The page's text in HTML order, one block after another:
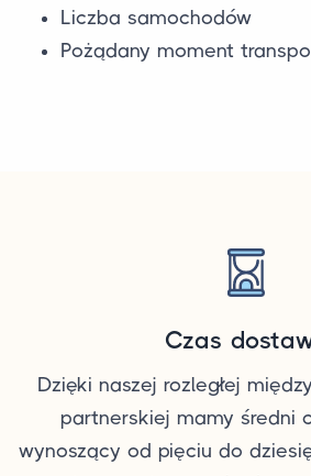
Liczba samochodów
Pożądany moment
Czas
Dzięki naszej rozległej
partnerskiej mamy średni
wynoszący od pięciu do